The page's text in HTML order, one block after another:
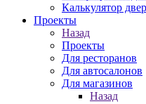
Калькулятор
Проекты
Назад
Проекты
Для ресторанов
Для автосалонов
Для магазинов
Назад